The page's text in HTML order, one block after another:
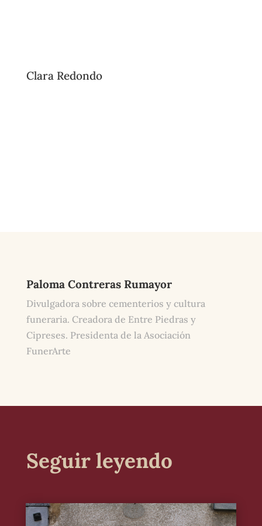
Clara Redondo
Paloma Contreras Rumayor
Divulgadora sobre cementerios y cultura
funeraria. Creadora de Entre Piedras y
Cipreses. Presidenta de la Asociación
FunerArte
Seguir leyendo